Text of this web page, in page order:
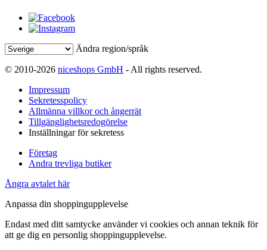
Ändra region/språk
© 2010-2026 niceshops GmbH - All rights reserved.
Impressum
Sekretesspolicy
Allmänna villkor och ångerrät
Tillgänglighetsredogörelse
Inställningar för sekretess
Företag
Andra trevliga butiker
Ångra avtalet här
Anpassa din shoppingupplevelse
Endast med ditt samtycke använder vi cookies och annan teknik för
att ge dig en personlig shoppingupplevelse.